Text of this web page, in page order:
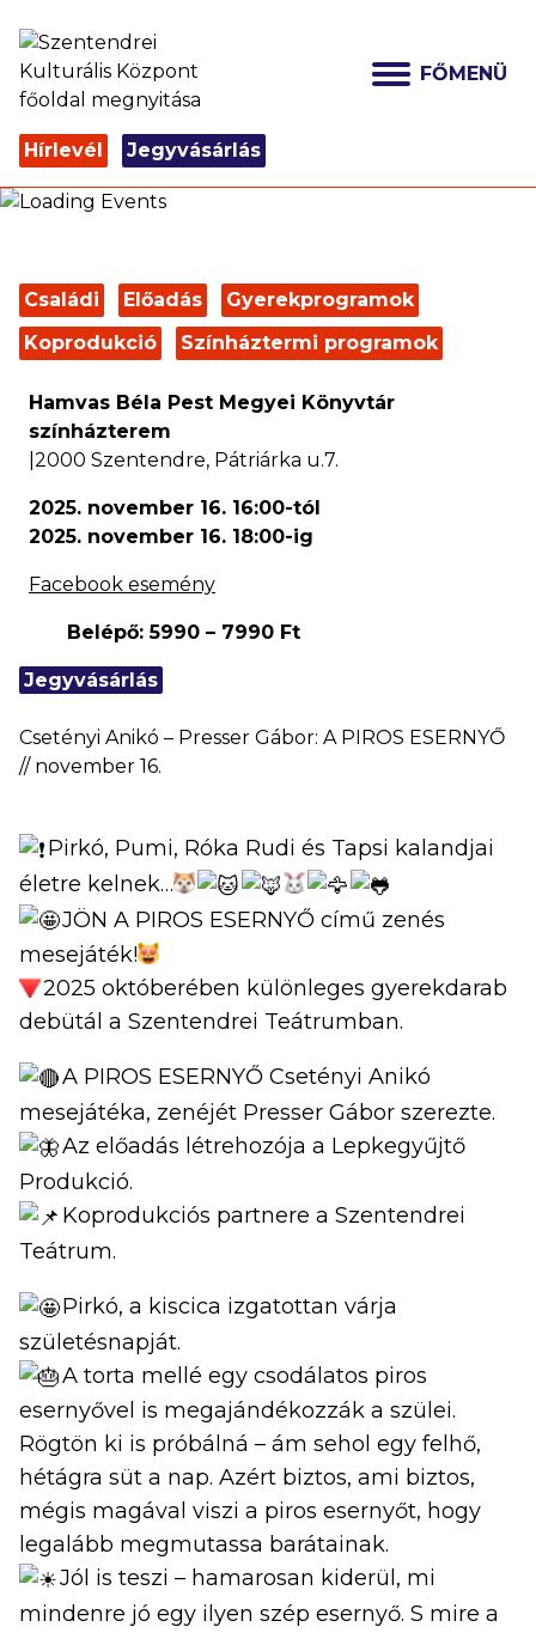
FŐMENÜ
Hírlevél Jegyvásárlás
Családi Előadás
Gyerekprogramok
Koprodukció
Színháztermi programok
Hamvas Béla Pest Megyei Könyvtár
színházterem
2000 Szentendre, Pátriárka u.7.
2025. november 16. 16:00-tól
2025. november 16. 18:00-ig
Facebook esemény
Belépő: 5990 – 7990 Ft
Jegyvásárlás
Csetényi Anikó – Presser Gábor: A PIROS ESERNYŐ
// november 16.
Pirkó, Pumi, Róka Rudi és Tapsi kalandjai
életre kelnek…
JÖN A PIROS ESERNYŐ című zenés
mesejáték!
2025 októberében különleges gyerekdarab
debütál a Szentendrei Teátrumban.
A PIROS ESERNYŐ Csetényi Anikó
mesejátéka, zenéjét Presser Gábor szerezte.
Az előadás létrehozója a Lepkegyűjtő
Produkció.
Koprodukciós partnere a Szentendrei
Teátrum.
Pirkó, a kiscica izgatottan várja
születésnapját.
A torta mellé egy csodálatos piros
esernyővel is megajándékozzák a szülei.
Rögtön ki is próbálná – ám sehol egy felhő,
hétágra süt a nap. Azért biztos, ami biztos,
mégis magával viszi a piros esernyőt, hogy
legalább megmutassa barátainak.
Jól is teszi – hamarosan kiderül, mi
mindenre jó egy ilyen szép esernyő. S mire a